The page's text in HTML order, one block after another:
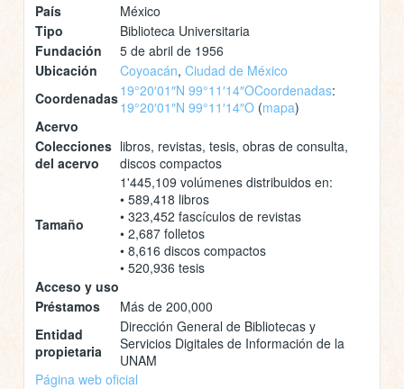
País
México
Tipo
Biblioteca Universitaria
Fundación
5 de abril de 1956
Ubicación
Coyoacán, Ciudad de México
Coordenadas19°20′01″N 99°11′14″OCoordenadas:
19°20′01″N 99°11′14″O (mapa)
Acervo
Colecciones
del acervo
libros, revistas, tesis, obras de consulta,
discos compactos
Tamaño
1'445,109 volúmenes distribuidos en:
• 589,418 libros
• 323,452 fascículos de revistas
• 2,687 folletos
• 8,616 discos compactos
• 520,936 tesis
Acceso y uso
Préstamos
Más de 200,000
Entidad
propietaria
Dirección General de Bibliotecas y
Servicios Digitales de Información de la
UNAM
Página web oficial